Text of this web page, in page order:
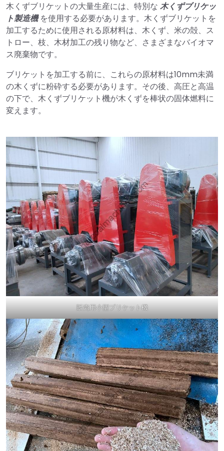
木くずブリケットの大量生産には、特別な 木くずブリケッ
ト製造機を使用する必要があります。木くずブリケットを
加工するために使用される原材料は、木くず、米の殻、ス
トロー、枝、木材加工の残り物など、さまざまなバイオマ
ス廃棄物です。
ブリケットを加工する前に、これらの原材料は10mm未満
の木くずに粉砕する必要があります。その後、高圧と高温
の下で、木くずブリケット機が木くずを棒状の固体燃料に
変えます。
販売用小型ブリケット機